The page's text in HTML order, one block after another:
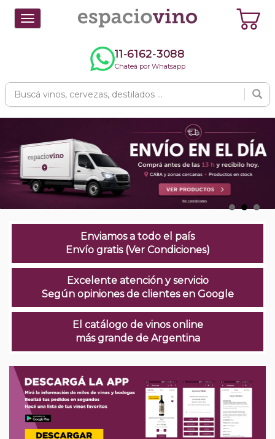
Toggle
navigation
11-6162-3088
Chateá por Whatsapp
Enviamos a todo el país
Envío gratis (Ver Condiciones)
Excelente atención y servicio
Según opiniones de clientes en Google
El catálogo de vinos online
más grande de Argentina